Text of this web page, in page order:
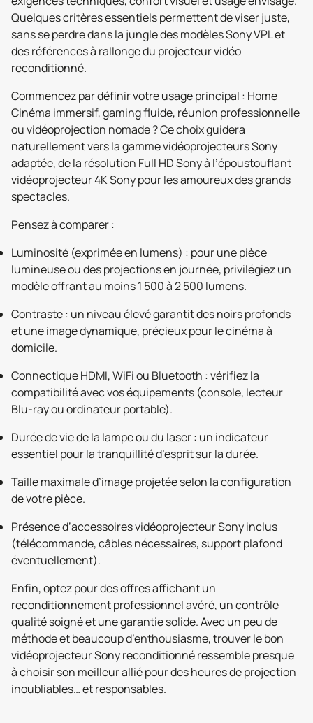
Quelques critères essentiels permettent de viser juste,
sans se perdre dans la jungle des modèles Sony VPL et
des références à rallonge du projecteur vidéo
reconditionné.
Commencez par définir votre usage principal : Home
Cinéma immersif, gaming fluide, réunion professionnelle
ou vidéoprojection nomade ? Ce choix guidera
naturellement vers la gamme vidéoprojecteurs Sony
adaptée, de la résolution Full HD Sony à l’époustouflant
vidéoprojecteur 4K Sony pour les amoureux des grands
spectacles.
Pensez à comparer :
Luminosité (exprimée en lumens) : pour une pièce
lumineuse ou des projections en journée, privilégiez un
modèle offrant au moins 1 500 à 2 500 lumens.
Contraste : un niveau élevé garantit des noirs profonds
et une image dynamique, précieux pour le cinéma à
domicile.
Connectique HDMI, WiFi ou Bluetooth : vérifiez la
compatibilité avec vos équipements (console, lecteur
Blu-ray ou ordinateur portable).
Durée de vie de la lampe ou du laser : un indicateur
essentiel pour la tranquillité d’esprit sur la durée.
Taille maximale d’image projetée selon la configuration
de votre pièce.
Présence d’accessoires vidéoprojecteur Sony inclus
(télécommande, câbles nécessaires, support plafond
éventuellement).
Enfin, optez pour des offres affichant un
reconditionnement professionnel avéré, un contrôle
qualité soigné et une garantie solide. Avec un peu de
méthode et beaucoup d’enthousiasme, trouver le bon
vidéoprojecteur Sony reconditionné ressemble presque
à choisir son meilleur allié pour des heures de projection
inoubliables… et responsables.